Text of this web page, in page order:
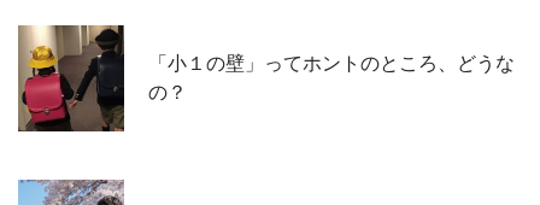
「小１の壁」ってホントのところ、どうな
の？